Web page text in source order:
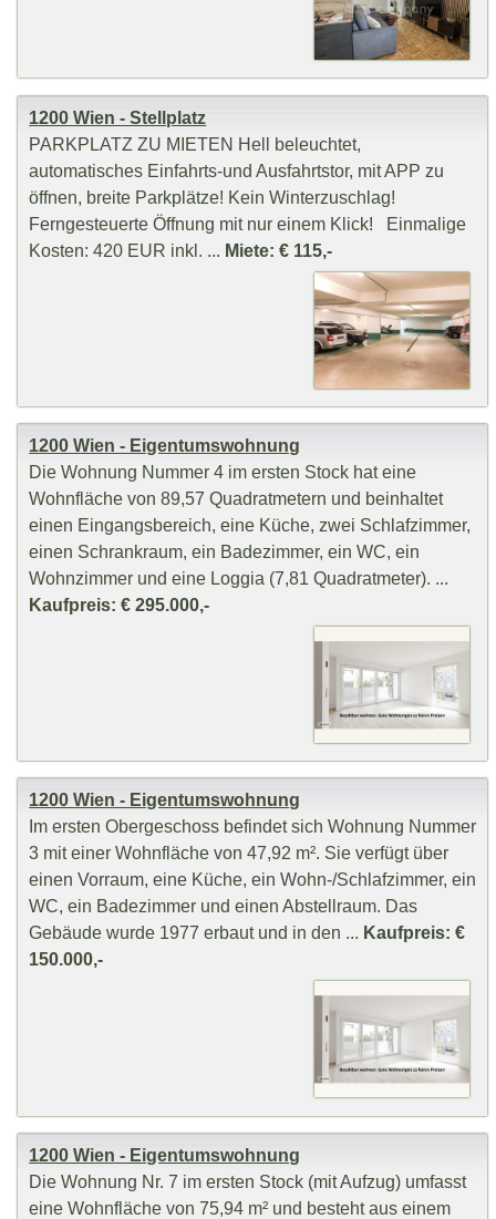
1200 Wien - Stellplatz
PARKPLATZ ZU MIETEN Hell beleuchtet,
automatisches Einfahrts-und Ausfahrtstor, mit APP zu
öffnen, breite Parkplätze! Kein Winterzuschlag!
Ferngesteuerte Öffnung mit nur einem Klick! Einmalige
Kosten: 420 EUR inkl. ... Miete: € 115,-
1200 Wien - Eigentumswohnung
Die Wohnung Nummer 4 im ersten Stock hat eine
Wohnfläche von 89,57 Quadratmetern und beinhaltet
einen Eingangsbereich, eine Küche, zwei Schlafzimmer,
einen Schrankraum, ein Badezimmer, ein WC, ein
Wohnzimmer und eine Loggia (7,81 Quadratmeter). ...
Kaufpreis: € 295.000,-
1200 Wien - Eigentumswohnung
Im ersten Obergeschoss befindet sich Wohnung Nummer
3 mit einer Wohnfläche von 47,92 m². Sie verfügt über
einen Vorraum, eine Küche, ein Wohn-/Schlafzimmer, ein
WC, ein Badezimmer und einen Abstellraum. Das
Gebäude wurde 1977 erbaut und in den ... Kaufpreis: €
150.000,-
1200 Wien - Eigentumswohnung
Die Wohnung Nr. 7 im ersten Stock (mit Aufzug) umfasst
eine Wohnfläche von 75,94 m² und besteht aus einem